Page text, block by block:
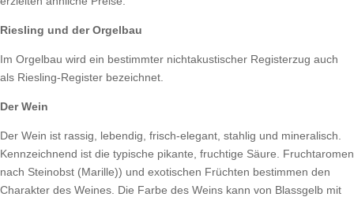
Riesling und der Orgelbau
Im Orgelbau wird ein bestimmter nichtakustischer Registerzug auch
als Riesling-Register bezeichnet.
Der Wein
Der Wein ist rassig, lebendig, frisch-elegant, stahlig und mineralisch.
Kennzeichnend ist die typische pikante, fruchtige Säure. Fruchtaromen
nach Steinobst (Marille)) und exotischen Früchten bestimmen den
Charakter des Weines. Die Farbe des Weins kann von Blassgelb mit